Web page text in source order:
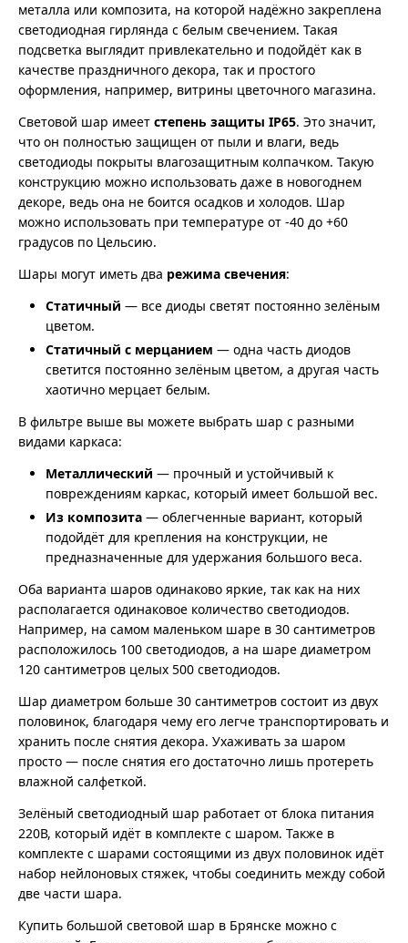
металла или композита, на которой надёжно закреплена
светодиодная гирлянда с белым свечением. Такая
подсветка выглядит привлекательно и подойдёт как в
качестве праздничного декора, так и простого
оформления, например, витрины цветочного магазина.
Световой шар имеет степень защиты IP65. Это значит,
что он полностью защищен от пыли и влаги, ведь
светодиоды покрыты влагозащитным колпачком. Такую
конструкцию можно использовать даже в новогоднем
декоре, ведь она не боится осадков и холодов. Шар
можно использовать при температуре от -40 до +60
градусов по Цельсию.
Шары могут иметь два режима свечения:
Статичный — все диоды светят постоянно зелёным
цветом.
Статичный с мерцанием — одна часть диодов
светится постоянно зелёным цветом, а другая часть
хаотично мерцает белым.
В фильтре выше вы можете выбрать шар с разными
видами каркаса:
Металлический — прочный и устойчивый к
повреждениям каркас, который имеет большой вес.
Из композита — облегченные вариант, который
подойдёт для крепления на конструкции, не
предназначенные для удержания большого веса.
Оба варианта шаров одинаково яркие, так как на них
располагается одинаковое количество светодиодов.
Например, на самом маленьком шаре в 30 сантиметров
расположилось 100 светодиодов, а на шаре диаметром
120 сантиметров целых 500 светодиодов.
Шар диаметром больше 30 сантиметров состоит из двух
половинок, благодаря чему его легче транспортировать и
хранить после снятия декора. Ухаживать за шаром
просто — после снятия его достаточно лишь протереть
влажной салфеткой.
Зелёный светодиодный шар работает от блока питания
220В, который идёт в комплекте с шаром. Также в
комплекте с шарами состоящими из двух половинок идёт
набор нейлоновых стяжек, чтобы соединить между собой
две части шара.
Купить большой световой шар в Брянске можно с